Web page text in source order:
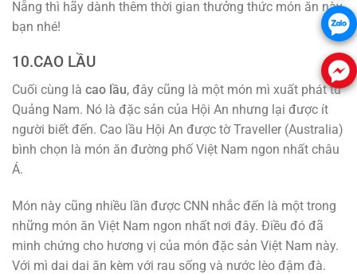
Nẵng thì hãy dành thêm thời gian thưởng thức món ăn này
bạn nhé!
10.CAO LẦU
Cuối cùng là cao lầu, đây cũng là một món mì xuất phát từ
Quảng Nam. Nó là đặc sản của Hội An nhưng lại được ít
người biết đến. Cao lầu Hội An được tờ Traveller (Australia)
bình chọn là món ăn đường phố Việt Nam ngon nhất châu
Á.
Món này cũng nhiều lần được CNN nhắc đến là một trong
những món ăn Việt Nam ngon nhất nơi đây. Điều đó đã
minh chứng cho hương vị của món đặc sản Việt Nam này.
Với mì dai dai ăn kèm với rau sống và nước lèo đậm đà.